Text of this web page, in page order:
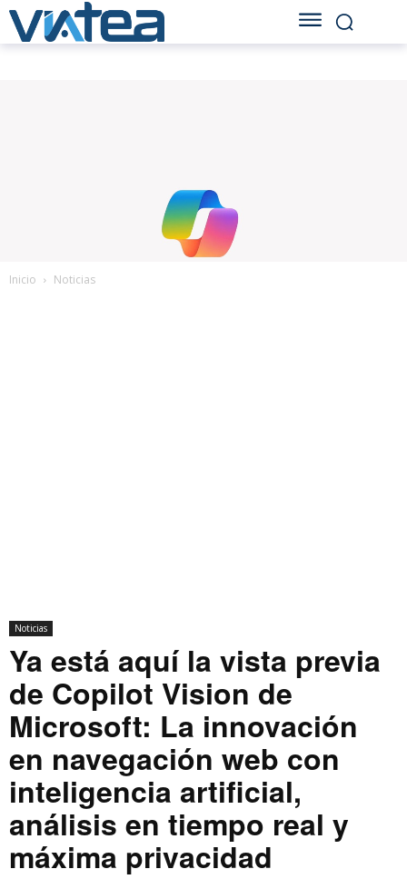
Inicio Noticias
Noticias
Ya está aquí la vista previa
de Copilot Vision de
Microsoft: La innovación
en navegación web con
inteligencia artificial,
análisis en tiempo real y
máxima privacidad